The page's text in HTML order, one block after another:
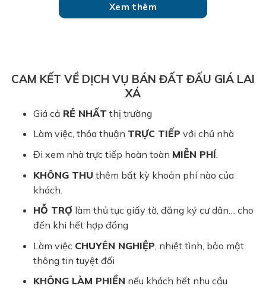
Xem thêm
CAM KẾT VỀ DỊCH VỤ BÁN ĐẤT ĐẤU GIÁ LAI
XÁ
Giá cả RẺ NHẤT thị trường
Làm việc, thỏa thuận TRỰC TIẾP với chủ nhà
Đi xem nhà trực tiếp hoàn toàn MIỄN PHÍ.
KHÔNG THU thêm bất kỳ khoản phí nào của
khách.
HỖ TRỢ làm thủ tục giấy tờ, đăng ký cư dân… cho
đến khi hết hợp đồng
Làm việc CHUYÊN NGHIỆP , nhiệt tình, bảo mật
thông tin tuyệt đối
KHÔNG LÀM PHIỀN nếu khách hết nhu cầu